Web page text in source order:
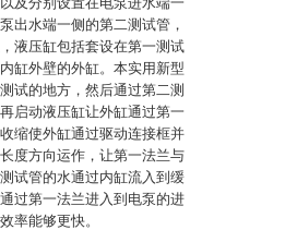
出水端一侧的第二测试管，
液压缸包括套设在第一测试
缸外壁的外缸。本实用新型
试的地方，然后通过第二测
启动液压缸让外缸通过第一
缩使外缸通过驱动连接框并
度方向运作，让第一法兰与
试管的水通过内缸流入到缓
过第一法兰进入到电泵的进
率能够更快。